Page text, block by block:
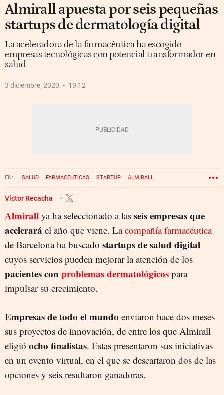
Almirall apuesta por seis pequeñas
startups de dermatología digital
La aceleradora de la farmacéutica ha escogido
empresas tecnológicas con potencial transformador en
salud
3 diciembre, 2020 19:12
SALUD FARMACÉUTICAS STARTUP ALMIRALL
DIGITALIZACIÓN
Víctor Recacha
Almirall ya ha seleccionado a las seis empresas que
acelerará el año que viene. Lacompañía farmacéutica
de Barcelona ha buscado startups de salud digital
cuyos servicios pueden mejorar la atención de los
pacientes conproblemas dermatológicos para
impulsar su crecimiento.
Empresas de todo el mundo enviaron hace dos meses
sus proyectos de innovación, de entre los que Almirall
eligió ocho finalistas. Estas presentaron sus iniciativas
en un evento virtual, en el que se descartaron dos de las
opciones y seis resultaron ganadoras.